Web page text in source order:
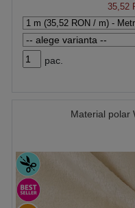
35,52
pac.
Material polar